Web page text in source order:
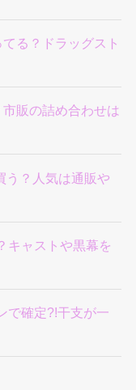
る？ドラッグスト
販の詰め合わせは
う？人気は通販や
キャストや黒幕を
で確定?!干支が一